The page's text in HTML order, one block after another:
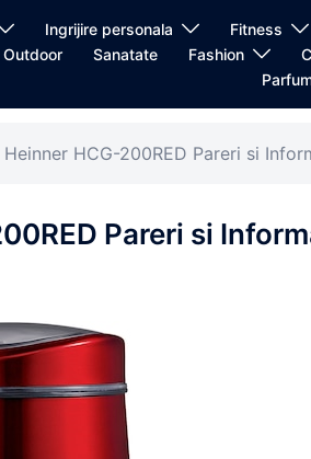
Ingrijire personala Fitness
Outdoor Sanatate Fashion
HCG-200RED Pareri si
Pareri si